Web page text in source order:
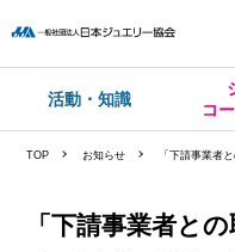
活動・知識
コ
TOP お知らせ 「下請事業者
「下請事業者と